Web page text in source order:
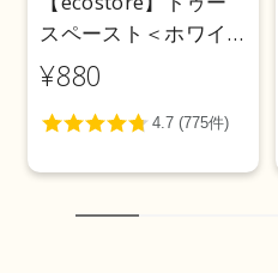
スペースト＜ホワイ
トニング＞ 100g
¥880